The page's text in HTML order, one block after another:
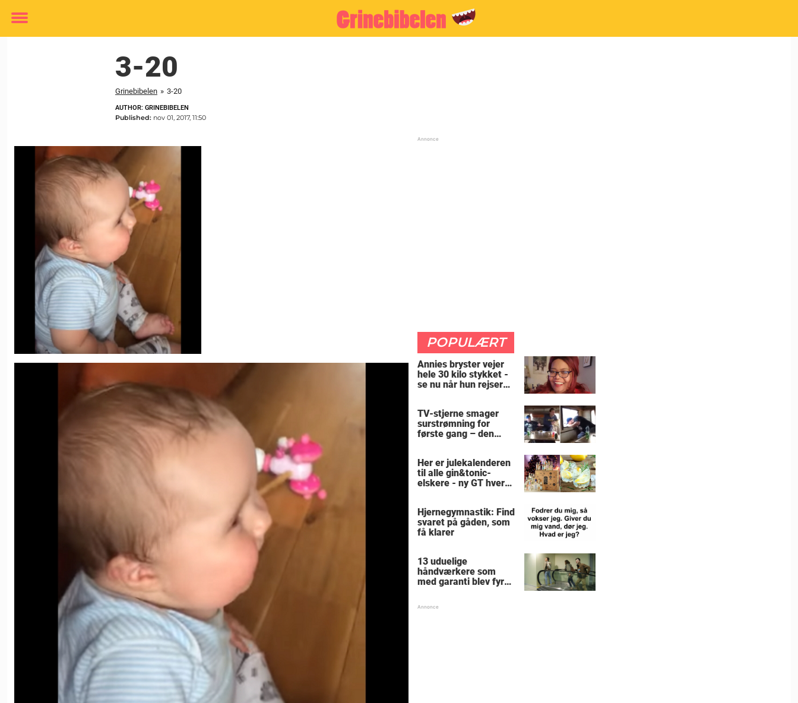
Toggle
3-20
Grinebibelen » 3-20
AUTHOR: GRINEBIBELEN
Published: nov 01, 2017, 11:50
POPULÆRT
Annies bryster vejer
hele 30 kilo stykket -
se nu når hun rejser
TV-stjerne smager
surstrømning for
første gang – den
skrige af grin
Her er julekalenderen
til alle gin&tonic-
elskere - ny GT hver
Hjernegymnastik: Find
svaret på gåden, som
få klarer
13 uduelige
håndværkere som
med garanti blev fyret